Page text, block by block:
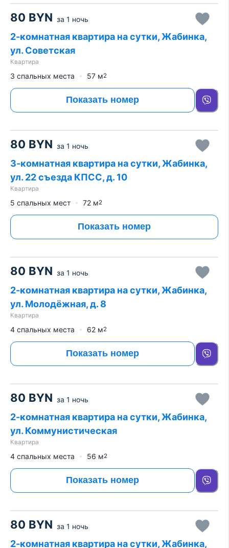
80 BYN за 1 ночь
2-комнатная квартира на сутки, Жабинка,
ул. Советская
Квартира
3 спальных места 57 м2
Показать номер
80 BYN за 1 ночь
3-комнатная квартира на сутки, Жабинка,
ул. 22 съезда КПСС, д. 10
Квартира
5 спальных мест 72 м2
Показать номер
80 BYN за 1 ночь
2-комнатная квартира на сутки, Жабинка,
ул. Молодёжная, д. 8
Квартира
4 спальных места 62 м2
Показать номер
80 BYN за 1 ночь
2-комнатная квартира на сутки, Жабинка,
ул. Коммунистическая
Квартира
4 спальных места 56 м2
Показать номер
80 BYN за 1 ночь
2-комнатная квартира на сутки, Жабинка,